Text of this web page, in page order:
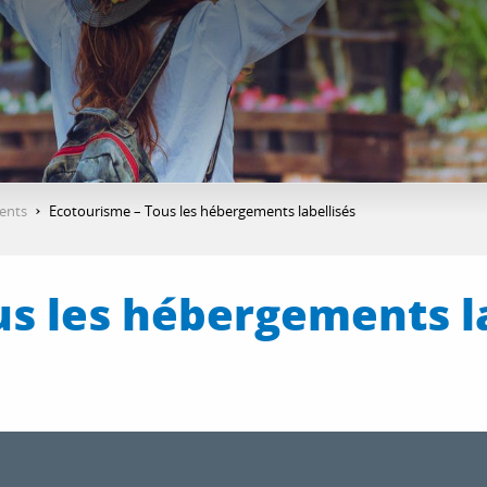
Ecotourisme – Tous les hébergements labellisés
les hébergements